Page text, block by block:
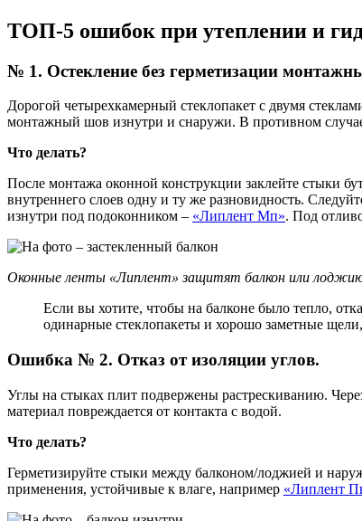
ТОП-5 ошибок при утеплении и
№ 1. Остекление без герметизации
Дорогой четырехкамерный стеклопакет с двумя
монтажный шов изнутри и снаружи. В противном случае
Что делать?
После монтажа оконной конструкции заклейте стыки
внутреннего слоев одну и ту же разновидность.
изнутри под подоконником – «Липлент Мп». Под
Оконные ленты «Липлент» защитят балкон или
Если вы хотите, чтобы на балконе было тепло,
одинарные стеклопакеты и хорошо заметные щели,
Ошибка № 2. Отказ от изоляции углов.
Углы на стыках плит подвержены растрескиванию.
материал повреждается от контакта с водой.
Что делать?
Герметизируйте стыки между балконом/лоджией и
применения, устойчивые к влаге, например «Липлент